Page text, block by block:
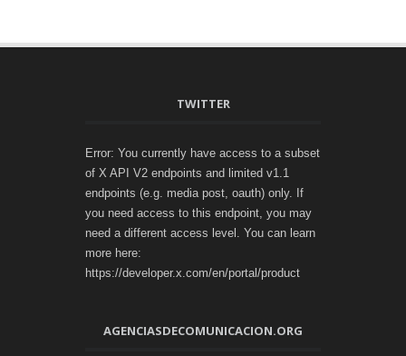
TWITTER
Error: You currently have access to a subset
of X API V2 endpoints and limited v1.1
endpoints (e.g. media post, oauth) only. If
you need access to this endpoint, you may
need a different access level. You can learn
more here:
https://developer.x.com/en/portal/product
AGENCIASDECOMUNICACION.ORG